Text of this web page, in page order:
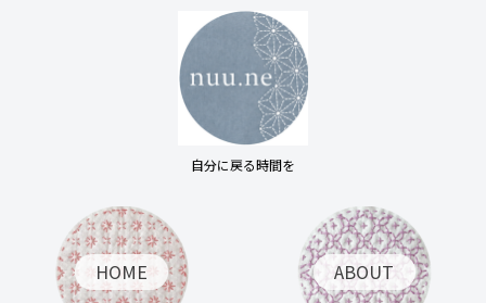
自分に戻る時間を
HOME ABOUT